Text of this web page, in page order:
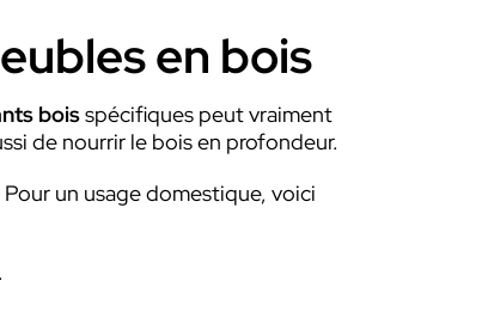
en bois
boisspécifiques peut vraiment
de nourrir le bois en profondeur.
un usage domestique, voici